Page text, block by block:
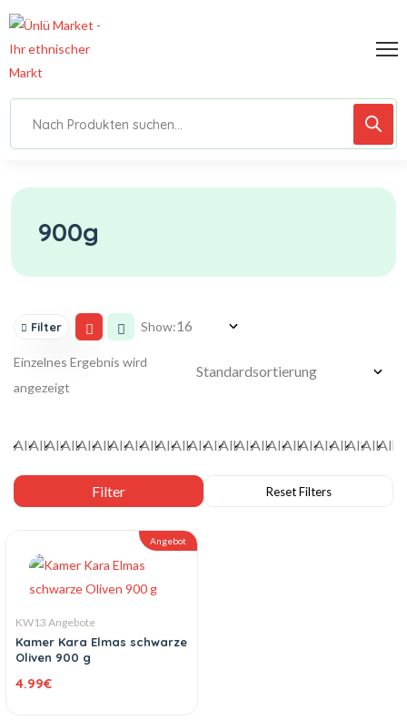
900g
Filter Show:
Einzelnes Ergebnis wird
angezeigt
Angebot
KW13 Angebote
Kamer Kara Elmas schwarze
Oliven 900 g
4.99€